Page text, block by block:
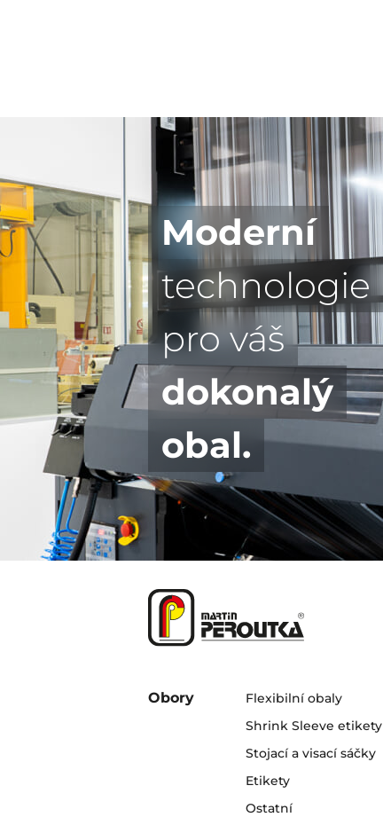
Moderní
technologie
pro váš
dokonalý
obal.
Obory
Flexibilní obaly
Shrink Sleeve etikety
Stojací a visací sáčky
Etikety
Ostatní